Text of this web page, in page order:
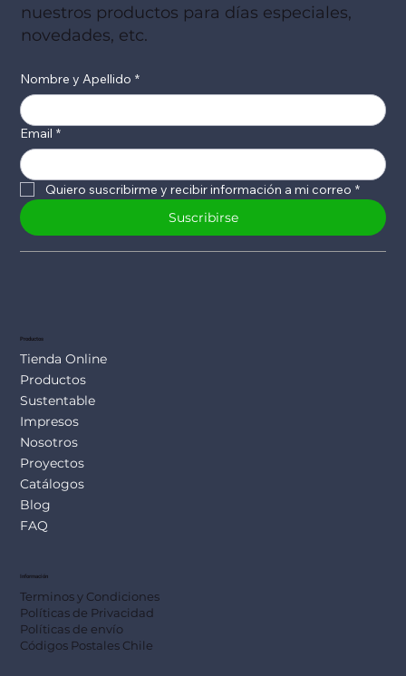
nuestros productos para días especiales,
novedades, etc.
Nombre y Apellido *
Email *
Quiero suscribirme y recibir información a mi correo *
Suscribirse
Productos
Tienda Online
Productos
Sustentable
Impresos
Nosotros
Proyectos
Catálogos
Blog
FAQ
Información
Terminos y Condiciones
Políticas de Privacidad
Políticas de envío
Códigos Postales Chile